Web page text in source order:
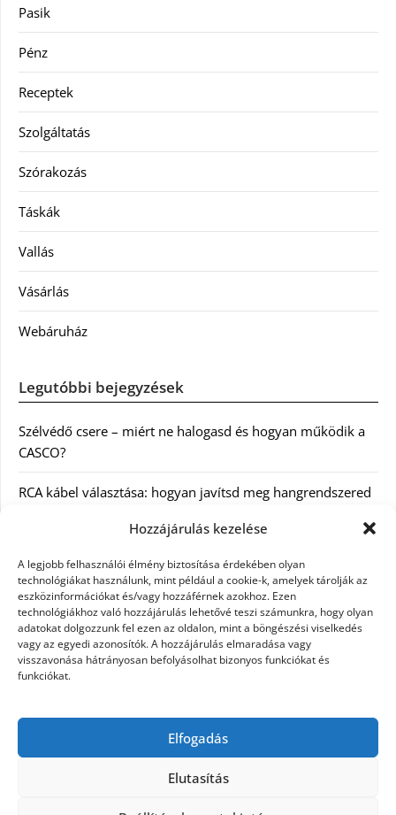
Hozzájárulás kezelése
A legjobb felhasználói élmény biztosítása érdekében olyan
technológiákat használunk, mint például a cookie-k, amelyek tárolják az
eszközinformációkat és/vagy hozzáférnek azokhoz. Ezen
technológiákhoz való hozzájárulás lehetővé teszi számunkra, hogy olyan
adatokat dolgozzunk fel ezen az oldalon, mint a böngészési viselkedés
vagy az egyedi azonosítók. A hozzájárulás elmaradása vagy
visszavonása hátrányosan befolyásolhat bizonyos funkciókat és
funkciókat.
Elfogadás
Elutasítás
Pasik
Pénz
Receptek
Szolgáltatás
Szórakozás
Táskák
Vallás
Vásárlás
Webáruház
Legutóbbi bejegyzések
Szélvédő csere – miért ne halogasd és hogyan működik a
CASCO?
RCA kábel választása: hogyan javítsd meg hangrendszered
Magyarországon: milyen jogi szabályozásra kell figyelni?
Akciós külföldi nyaralás 2026-ban előfoglalással: mit
ellenőrizz az ár mellett?
A Kassai Irodaház modern munkakörnyezetet biztosít